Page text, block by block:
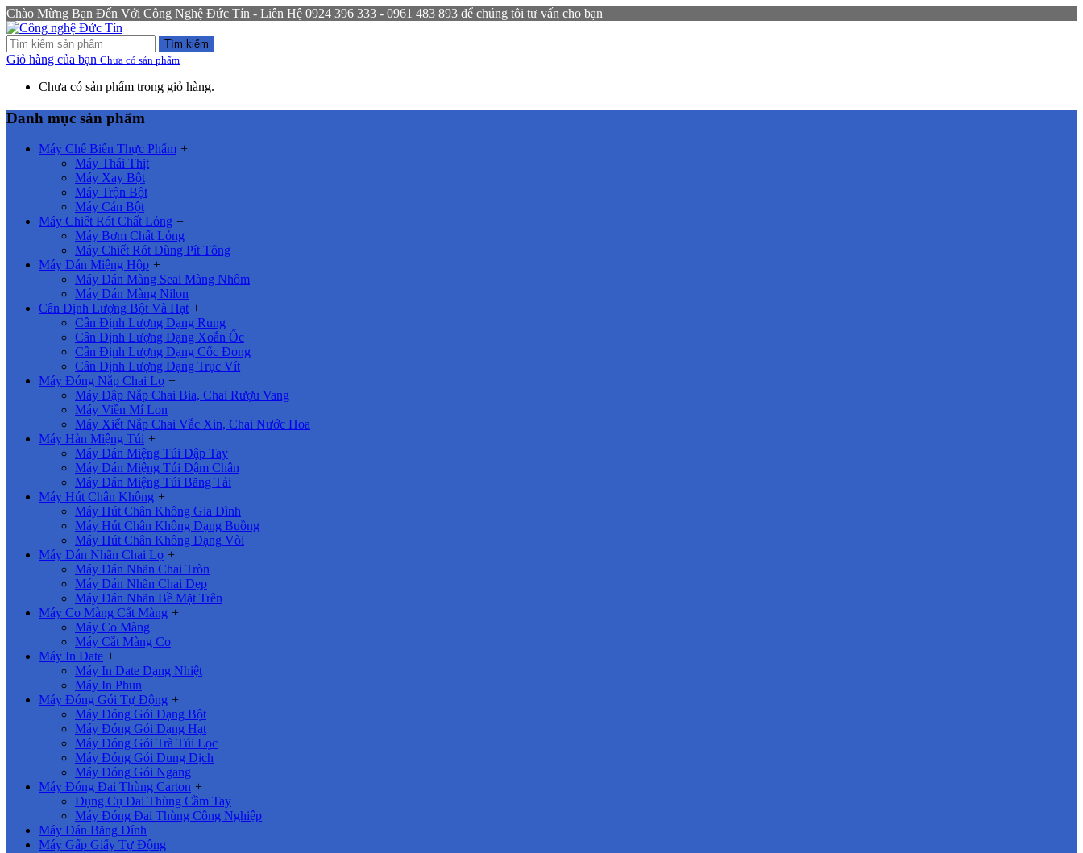
Chào Mừng Bạn Đến Với Công Nghệ Đức Tín - Liên Hệ 0924 396 333 - 0961 483 893 để chúng tôi tư vấn cho bạn
Tìm kiếm
Giỏ hàng của bạn Chưa có sản phẩm
Chưa có sản phẩm trong giỏ hàng.
Danh mục sản phẩm
Máy Chế Biến Thực Phẩm +
Máy Thái Thịt
Máy Xay Bột
Máy Trộn Bột
Máy Cán Bột
Máy Chiết Rót Chất Lỏng +
Máy Bơm Chất Lỏng
Máy Chiết Rót Dùng Pít Tông
Máy Dán Miệng Hộp +
Máy Dán Màng Seal Màng Nhôm
Máy Dán Màng Nilon
Cân Định Lượng Bột Và Hạt +
Cân Định Lượng Dạng Rung
Cân Định Lượng Dạng Xoắn Ốc
Cân Định Lượng Dạng Cốc Đong
Cân Định Lượng Dạng Trục Vít
Máy Đóng Nắp Chai Lọ +
Máy Dập Nắp Chai Bia, Chai Rượu Vang
Máy Viền Mí Lon
Máy Xiết Nắp Chai Vắc Xin, Chai Nước Hoa
Máy Hàn Miệng Túi +
Máy Dán Miệng Túi Dập Tay
Máy Dán Miệng Túi Dậm Chân
Máy Dán Miệng Túi Băng Tải
Máy Hút Chân Không +
Máy Hút Chân Không Gia Đình
Máy Hút Chân Không Dạng Buồng
Máy Hút Chân Không Dạng Vòi
Máy Dán Nhãn Chai Lọ +
Máy Dán Nhãn Chai Tròn
Máy Dán Nhãn Chai Dẹp
Máy Dán Nhãn Bề Mặt Trên
Máy Co Màng Cắt Màng +
Máy Co Màng
Máy Cắt Màng Co
Máy In Date +
Máy In Date Dạng Nhiệt
Máy In Phun
Máy Đóng Gói Tự Động +
Máy Đóng Gói Dạng Bột
Máy Đóng Gói Dạng Hạt
Máy Đóng Gói Trà Túi Lọc
Máy Đóng Gói Dung Dịch
Máy Đóng Gói Ngang
Máy Đóng Đai Thùng Carton +
Dụng Cụ Đai Thùng Cầm Tay
Máy Đóng Đai Thùng Công Nghiệp
Máy Dán Băng Dính
Máy Gấp Giấy Tự Động